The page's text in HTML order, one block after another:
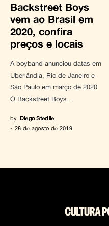
Backstreet Boys
vem ao Brasil em
2020, confira
preços e locais
A boyband anunciou datas em
Uberlândia, Rio de Janeiro e
São Paulo em março de 2020
O Backstreet Boys…
by Diego Stedile
28 de agosto de 2019